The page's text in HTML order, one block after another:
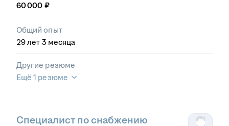
60 000 ₽
Общий опыт
29лет 3 месяца
Другие резюме
Ещё 1 резюме
Специалист по снабжению